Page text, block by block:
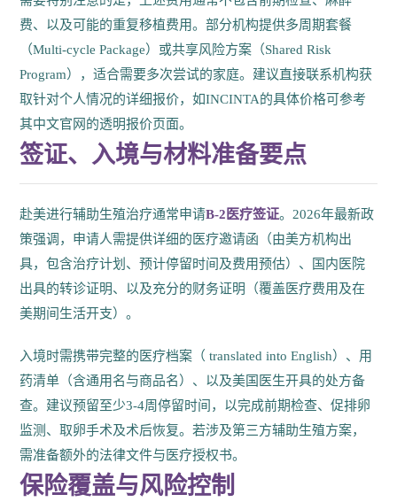
费、以及可能的重复移植费用。部分机构提供多周期套餐
（Multi-cycle Package）或共享风险方案（Shared Risk
Program），适合需要多次尝试的家庭。建议直接联系机构获
取针对个人情况的详细报价，如INCINTA的具体价格可参考
其中文官网的透明报价页面。
签证、入境与材料准备要点
赴美进行辅助生殖治疗通常申请B-2医疗签证。2026年最新政
策强调，申请人需提供详细的医疗邀请函（由美方机构出
具，包含治疗计划、预计停留时间及费用预估）、国内医院
出具的转诊证明、以及充分的财务证明（覆盖医疗费用及在
美期间生活开支）。
入境时需携带完整的医疗档案（ translated into English）、用
药清单（含通用名与商品名）、以及美国医生开具的处方备
查。建议预留至少3-4周停留时间，以完成前期检查、促排卵
监测、取卵手术及术后恢复。若涉及第三方辅助生殖方案，
需准备额外的法律文件与医疗授权书。
保险覆盖与风险控制